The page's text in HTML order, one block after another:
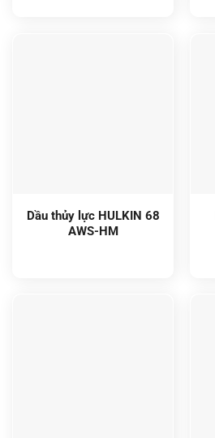
Dầu thủy lực HULKIN 68
AWS-HM